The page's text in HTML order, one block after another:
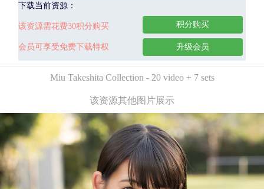
下载当前资源：
该资源需花费30积分购买
会员可享受免费下载特权
积分购买
升级会员
Miu Takeshita Collection - 20 video + 7 sets
该资源其他图片展示